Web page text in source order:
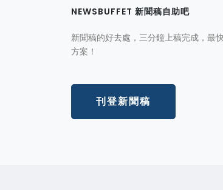
NEWSBUFFET 新聞稿自助吧
新聞稿的好去處，三分鐘上稿完成，最
方案！
刊登新聞稿